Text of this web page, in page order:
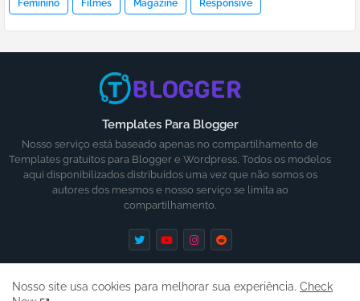
Feminino Filmes Magazine Responsive
Templates Para Blogger
Nosso serviço está baseado apenas no compartilhamento de
Templates gratuitos para Blogger e Wordpress, Todos os modelos
aqui disponibilizados distribuídos uma vez que não somos os
autores dos mesmos e nosso serviço se limita ao
compartilhamento.
Nosso site usa cookies para melhorar sua experiência. Check